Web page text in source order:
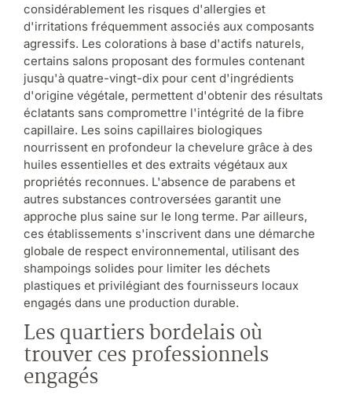
considérablement les risques d'allergies et
d'irritations fréquemment associés aux composants
agressifs. Les colorations à base d'actifs naturels,
certains salons proposant des formules contenant
jusqu'à quatre-vingt-dix pour cent d'ingrédients
d'origine végétale, permettent d'obtenir des résultats
éclatants sans compromettre l'intégrité de la fibre
capillaire. Les soins capillaires biologiques
nourrissent en profondeur la chevelure grâce à des
huiles essentielles et des extraits végétaux aux
propriétés reconnues. L'absence de parabens et
autres substances controversées garantit une
approche plus saine sur le long terme. Par ailleurs,
ces établissements s'inscrivent dans une démarche
globale de respect environnemental, utilisant des
shampoings solides pour limiter les déchets
plastiques et privilégiant des fournisseurs locaux
engagés dans une production durable.
Les quartiers bordelais où
trouver ces professionnels
engagés